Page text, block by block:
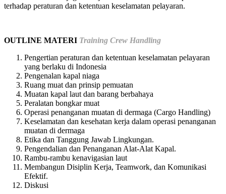
terhadap peraturan dan ketentuan keselamatan pelayaran.
OUTLINE MATERI Training Crew Handling
Pengertian peraturan dan ketentuan keselamatan pelayaran
yang berlaku di Indonesia
Pengenalan kapal niaga
Ruang muat dan prinsip pemuatan
Muatan kapal laut dan barang berbahaya
Peralatan bongkar muat
Operasi penanganan muatan di dermaga (Cargo Handling)
Keselamatan dan kesehatan kerja dalam operasi penanganan
muatan di dermaga
Etika dan Tanggung Jawab Lingkungan.
Pengendalian dan Penanganan Alat-Alat Kapal.
Rambu-rambu kenavigasian laut
Membangun Disiplin Kerja, Teamwork, dan Komunikasi
Efektif.
Diskusi